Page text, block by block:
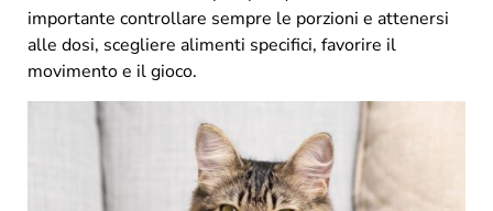
importante controllare sempre le porzioni e attenersi
alle dosi, scegliere alimenti specifici, favorire il
movimento e il gioco.